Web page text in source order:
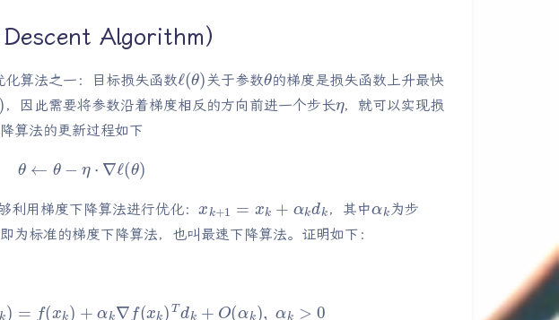
Algorithm）
算法之一：目标损失函数
ℓ(θ )
关于参数
θ
的梯度是损失函数上升最快
θ
，因此需要将参数沿着梯度相反的方向前进一个步长 ，就可以实现损
算法的更新过程如下
θ − ℓ( θ)
利用梯度下降算法进行优化： ，其中
为步
为标准的梯度下降算法，也叫最速下降算法。证明如下：
(x +α ∇ Td k+ O( α k >0